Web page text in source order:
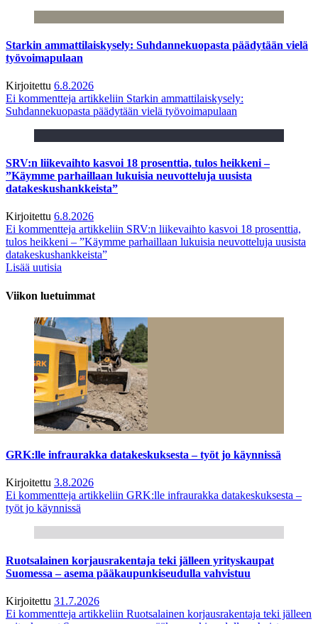
Starkin ammattilaiskysely: Suhdannekuopasta päädytään vielä
työvoimapulaan
Kirjoitettu 6.8.2026
Ei kommentteja artikkeliin Starkin ammattilaiskysely:
Suhdannekuopasta päädytään vielä työvoimapulaan
SRV:n liikevaihto kasvoi 18 prosenttia, tulos heikkeni –
”Käymme parhaillaan lukuisia neuvotteluja uusista
datakeskushankkeista”
Kirjoitettu 6.8.2026
Ei kommentteja artikkeliin SRV:n liikevaihto kasvoi 18 prosenttia,
tulos heikkeni – ”Käymme parhaillaan lukuisia neuvotteluja uusista
datakeskushankkeista”
Lisää uutisia
Viikon luetuimmat
GRK:lle infraurakka datakeskuksesta – työt jo käynnissä
Kirjoitettu 3.8.2026
Ei kommentteja artikkeliin GRK:lle infraurakka datakeskuksesta –
työt jo käynnissä
Ruotsalainen korjausrakentaja teki jälleen yrityskaupat
Suomessa – asema pääkaupunkiseudulla vahvistuu
Kirjoitettu 31.7.2026
Ei kommentteja artikkeliin Ruotsalainen korjausrakentaja teki jälleen